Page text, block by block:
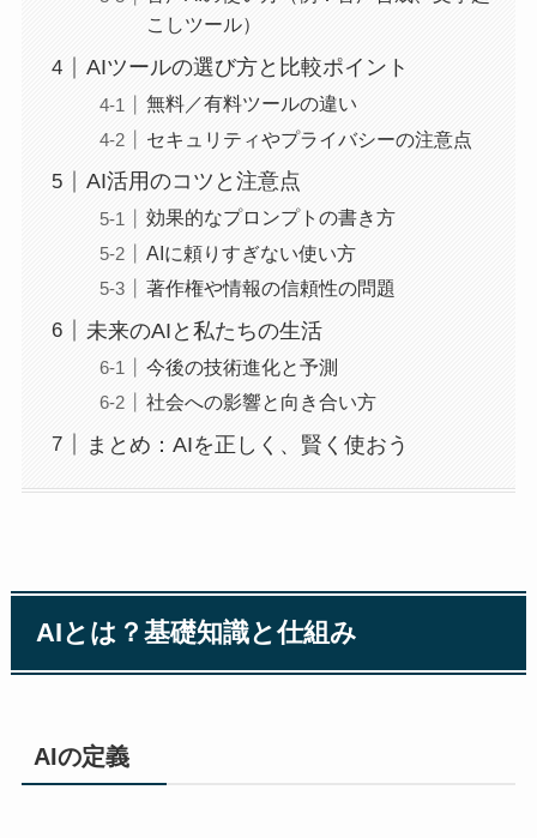
こしツール）
AIツールの選び方と比較ポイント
無料／有料ツールの違い
セキュリティやプライバシーの注意点
AI活用のコツと注意点
効果的なプロンプトの書き方
AIに頼りすぎない使い方
著作権や情報の信頼性の問題
未来のAIと私たちの生活
今後の技術進化と予測
社会への影響と向き合い方
まとめ：AIを正しく、賢く使おう
AIとは？基礎知識と仕組み
AIの定義